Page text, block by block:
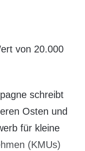
von 20.000
schreibt
Osten und
für kleine
(KMUs)